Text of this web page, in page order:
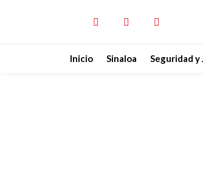
Inicio Sinaloa Seguridad y